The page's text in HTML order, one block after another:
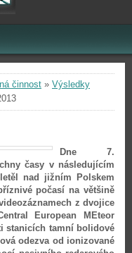
činnost » Výsledky
Dne 7.
časy v následujícím
nad jižním Polskem
počasí na většině
z dvojice
European MEteor
stanicích tamní bolidové
odezva od ionizované